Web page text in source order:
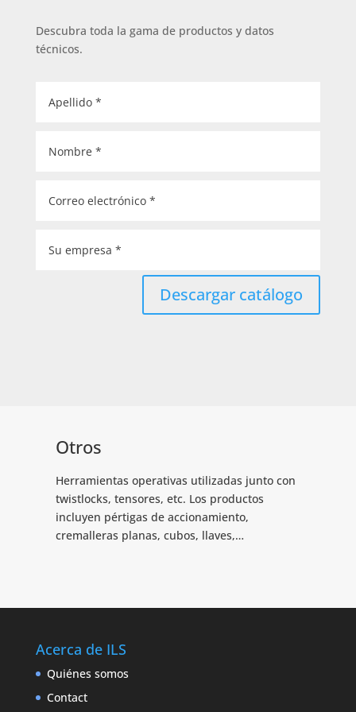
Descubra toda la gama de productos y datos
técnicos.
Descargar catálogo
Otros
Herramientas operativas utilizadas junto con
twistlocks, tensores, etc. Los productos
incluyen pértigas de accionamiento,
cremalleras planas, cubos, llaves,…
Acerca de ILS
Quiénes somos
Contact